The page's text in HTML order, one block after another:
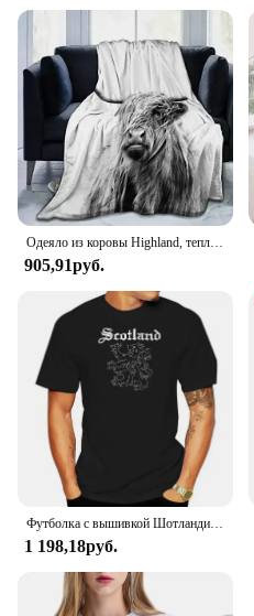
Одеяло из коровы Highland, теплое удобное покрывало с изображением животных Шотландии, шотландских рогов, быка, крупного рогатого скота для всех сезонов, для кровати, дивана
905,91руб.
Футболка с вышивкой Шотландии, шотландский новый лев, флаг страны, верх спецодежды
1 198,18руб.